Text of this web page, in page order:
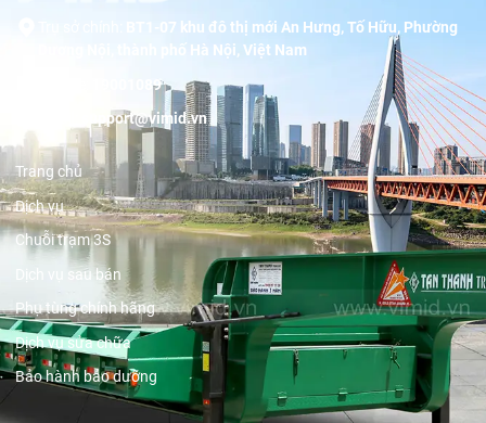
BT1-07 khu đô thị mới An Hưng, Tố Hữu, Phường
Dương Nội, thành phố Hà Nội, Việt Nam
19001089
support@vimid.vn
Trang chủ
Dịch vụ
Chuỗi trạm 3S
Dịch vụ sau bán
Phụ tùng chính hãng
Dịch vụ sửa chữa
Bảo hành bảo dưỡng